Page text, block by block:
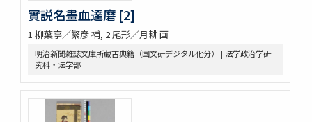
實説名畫血達磨 [2]
1 柳葉亭／繁彦 補, 2 尾形／月耕 画
明治新聞雑誌文庫所蔵古典籍（国文研デジタル化分） | 法学政治学研
究科・法学部